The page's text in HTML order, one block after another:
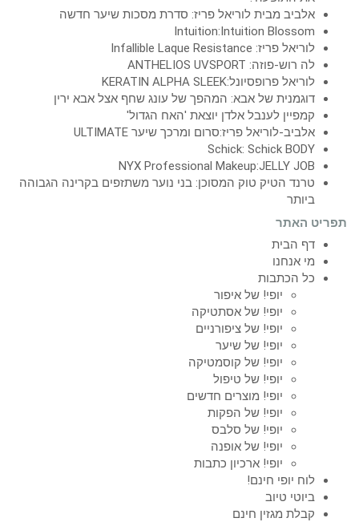
אלביב מבית לוריאל פריז: סדרת מסכות שיער חדשה
Intuition:Intuition Blossom
לוריאל פריז: Infallible Laque Resistance
לה רוש-פוזה: ANTHELIOS UVSPORT
לוריאל פרופסיונל:KERATIN ALPHA SLEEK
דוגמנית של אבא: המהפך של עונג שחף אצל אבא ירין
קמפיין לענבל אלדן יוצאת 'האח הגדול'
אלביב-לוריאל פריז:סרום ומרכך שיער ULTIMATE
Schick: Schick BODY
NYX Professional Makeup:JELLY JOB
טרנד הטיק טוק המסוכן: בני נוער משתזפים בקרינה הגבוהה
ביותר
תפריט האתר
דף הבית
מי אנחנו
כל הכתבות
יופי! של איפור
יופי! של אסתטיקה
יופי! של ציפורניים
יופי! של שיער
יופי! של קוסמטיקה
יופי! של טיפול
יופי! מוצרים חדשים
יופי! של הפקות
יופי! של סלבס
יופי! של אופנה
יופי! ארכיון כתבות
לוח יופי חינם!
ביוטי טיוב
קבלת מגזין חינם